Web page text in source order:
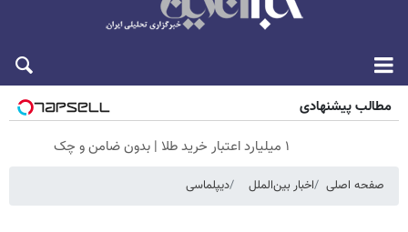
مطالب پیشنهادی
۱ میلیارد اعتبار خرید طلا | بدون ضامن و چک
صفحه اصلی اخبار بین‌الملل دیپلماسی